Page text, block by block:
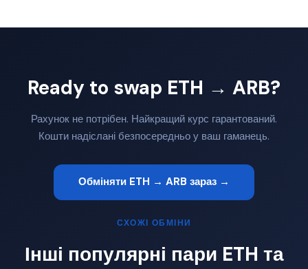
Ready to swap ETH → ARB?
Рахунок не потрібен. Найкращий курс гарантований.
Кошти надіслані безпосередньо у ваш гаманець.
Обміняти ETH → ARB зараз →
СХОЖІ ОБМІНИ
Інші популярні пари ETH та